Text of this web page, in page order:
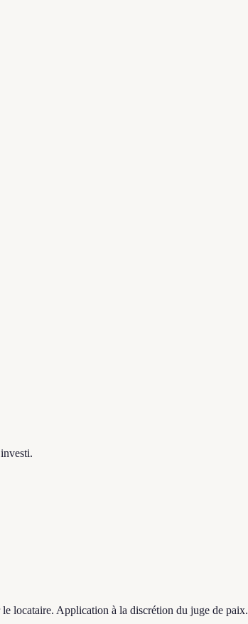
locataire. Application à la discrétion du juge de paix.